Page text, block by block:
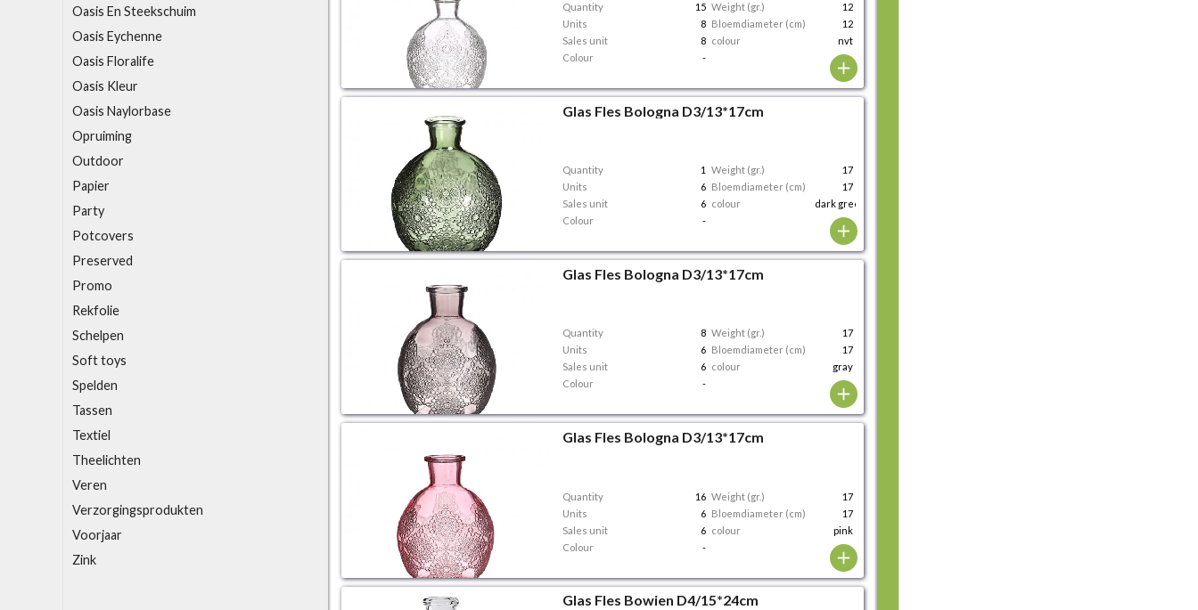
Oasis En Steekschuim
Oasis Eychenne
Oasis Floralife
Oasis Kleur
Oasis Naylorbase
Opruiming
Outdoor
Papier
Party
Potcovers
Preserved
Promo
Rekfolie
Schelpen
Soft toys
Spelden
Tassen
Textiel
Theelichten
Veren
Verzorgingsprodukten
Voorjaar
Zink
Quantity 15 Weight (gr.)
12
Units
8 Bloemdiameter (cm)
12
Sales unit
8 colour
nvt
Colour
-
Glas Fles Bologna D3/13*17cm
Quantity 1 Weight (gr.)
17
Units
6 Bloemdiameter (cm)
17
Sales unit
6 colour
dark green
Colour
-
Glas Fles Bologna D3/13*17cm
Quantity 8 Weight (gr.)
17
Units
6 Bloemdiameter (cm)
17
Sales unit
6 colour
gray
Colour
-
Glas Fles Bologna D3/13*17cm
Quantity 16 Weight (gr.)
17
Units
6 Bloemdiameter (cm)
17
Sales unit
6 colour
pink
Colour
-
Glas Fles Bowien D4/15*24cm